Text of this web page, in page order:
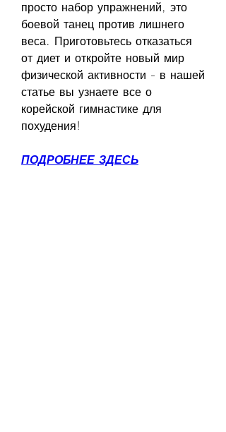
просто набор упражнений, это
боевой танец против лишнего
веса. Приготовьтесь отказаться
от диет и откройте новый мир
физической активности - в нашей
статье вы узнаете все о
корейской гимнастике для
похудения!
ПОДРОБНЕЕ ЗДЕСЬ